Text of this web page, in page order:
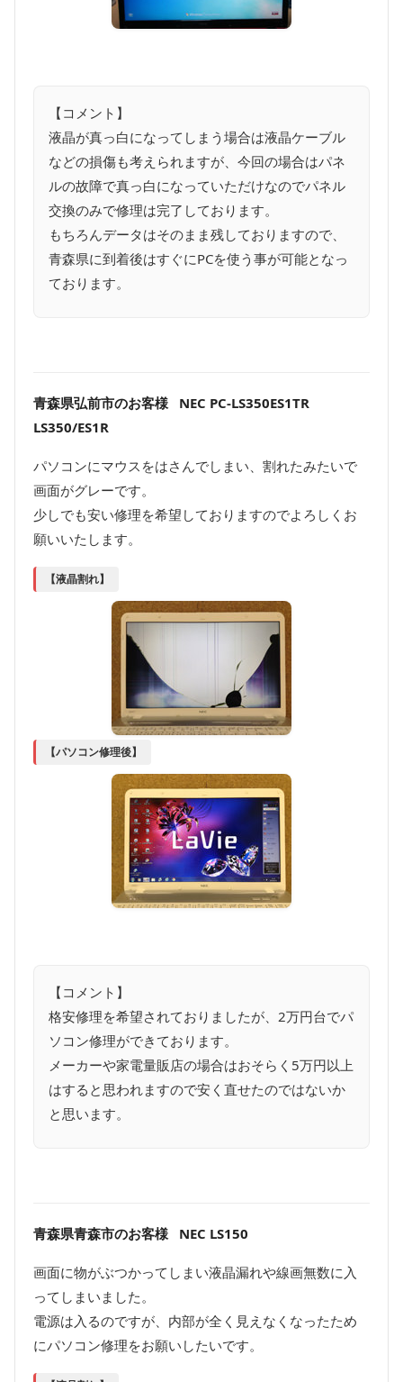
【コメント】
液晶が真っ白になってしまう場合は液晶ケーブル
などの損傷も考えられますが、今回の場合はパネ
ルの故障で真っ白になっていただけなのでパネル
交換のみで修理は完了しております。
もちろんデータはそのまま残しておりますので、
青森県に到着後はすぐにPCを使う事が可能となっ
ております。
青森県弘前市のお客様 NEC PC-LS350ES1TR
LS350/ES1R
パソコンにマウスをはさんでしまい、割れたみたいで
画面がグレーです。
少しでも安い修理を希望しておりますのでよろしくお
願いいたします。
【液晶割れ】
【パソコン修理後】
【コメント】
格安修理を希望されておりましたが、2万円台でパ
ソコン修理ができております。
メーカーや家電量販店の場合はおそらく5万円以上
はすると思われますので安く直せたのではないか
と思います。
青森県青森市のお客様 NEC LS150
画面に物がぶつかってしまい液晶漏れや線画無数に入
ってしまいました。
電源は入るのですが、内部が全く見えなくなったため
にパソコン修理をお願いしたいです。